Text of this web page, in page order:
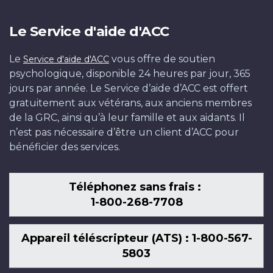
Le Service d'aide d'ACC
Le Service d'aide d'ACC vous offre de soutien
psychologique, disponible 24 heures par jour, 365
jours par année. Le Service d’aide d’ACC est offert
gratuitement aux vétérans, aux anciens membres
de la GRC, ainsi qu’à leur famille et aux aidants. Il
n’est pas nécessaire d’être un client d’ACC pour
bénéficier des services.
Téléphonez sans frais :
1-800-268-7708
Appareil téléscripteur (ATS) : 1-800-567-
5803